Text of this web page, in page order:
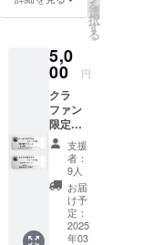
メッ
りしま
す。 ※
このリ
ターン
は
10000
円と
30000
円のリ
ターン
と同じ
内容に
なりま
を
選
択
す
る
5,0
00 円
クラ
ファン
限定の
お得な
共通チ
ケット
♪ 甲
冑館グ
ループ
（関ケ
原戦国
支援
者：
9人
お届
け予
定：
2025
年03